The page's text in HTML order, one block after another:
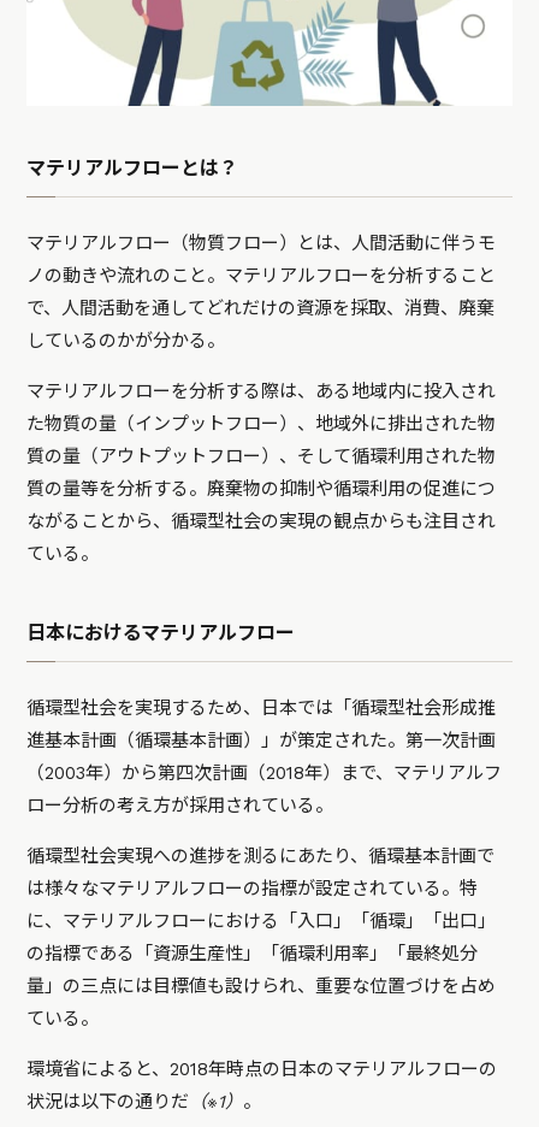
マテリアルフローとは？
マテリアルフロー（物質フロー）とは、人間活動に伴うモ
ノの動きや流れのこと。マテリアルフローを分析すること
で、人間活動を通してどれだけの資源を採取、消費、廃棄
しているのかが分かる。
マテリアルフローを分析する際は、ある地域内に投入され
た物質の量（インプットフロー）、地域外に排出された物
質の量（アウトプットフロー）、そして循環利用された物
質の量等を分析する。廃棄物の抑制や循環利用の促進につ
ながることから、循環型社会の実現の観点からも注目され
ている。
日本におけるマテリアルフロー
循環型社会を実現するため、日本では「循環型社会形成推
進基本計画（循環基本計画）」が策定された。第一次計画
（2003年）から第四次計画（2018年）まで、マテリアルフ
ロー分析の考え方が採用されている。
循環型社会実現への進捗を測るにあたり、循環基本計画で
は様々なマテリアルフローの指標が設定されている。特
に、マテリアルフローにおける「入口」「循環」「出口」
の指標である「資源生産性」「循環利用率」「最終処分
量」の三点には目標値も設けられ、重要な位置づけを占め
ている。
環境省によると、2018年時点の日本のマテリアルフローの
状況は以下の通りだ （※1） 。